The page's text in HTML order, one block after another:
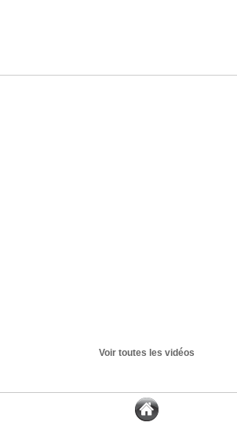
Voir toutes les vidéos